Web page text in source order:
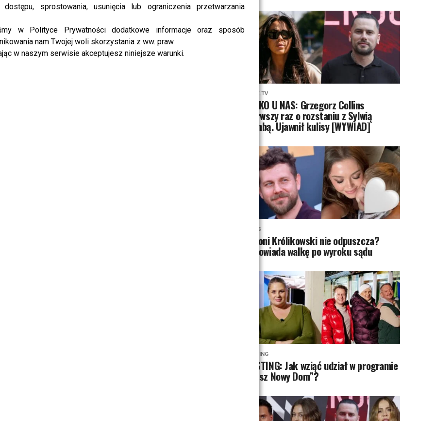
dostępu, sprostowania, usunięcia lub ograniczenia przetwarzania
w Polityce Prywatności dodatkowe informacje oraz sposób
nam Twojej woli skorzystania z ww. praw.
w naszym serwisie akceptujesz niniejsze warunki.
MODA
lato
Podczas premiery filmu “Ja teraz kłamię” mieliśmy
PRZE.TV
TYLKO U NAS: Grzegorz Collins
pierwszy raz o rozstaniu z Sylwią
Bombą. Ujawnił kulisy [WYWIAD]
NEWS
Antoni Królikowski nie odpuszcza?
Zapowiada walkę po wyroku sądu
CASTING
CASTING: Jak wziąć udział w programie
„Nasz Nowy Dom”?